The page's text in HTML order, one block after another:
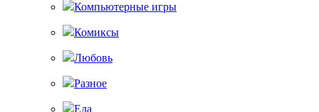
Компьютерные игры
Комиксы
Любовь
Разное
Еда